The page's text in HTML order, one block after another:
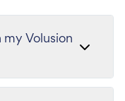
Volusion